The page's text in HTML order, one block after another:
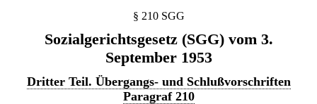
§ 210 SGG
Sozialgerichtsgesetz (SGG) vom 3.
September 1953
Dritter Teil. Übergangs- und Schlußvorschriften
Paragraf 210